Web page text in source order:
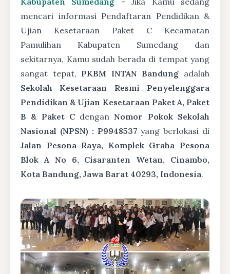
mencari informasi Pendaftaran Pendidikan &
Ujian Kesetaraan Paket C Kecamatan
Pamulihan Kabupaten Sumedang dan
sekitarnya, Kamu sudah berada di tempat yang
sangat tepat, PKBM INTAN Bandung adalah
Sekolah Kesetaraan Resmi Penyelenggara
Pendidikan & Ujian Kesetaraan Paket A, Paket
B & Paket CdenganNomor Pokok Sekolah
Nasional (NPSN) : P9948537 yang berlokasi di
Jalan Pesona Raya, Komplek Graha Pesona
Blok A No 6, Cisaranten Wetan, Cinambo,
Kota Bandung, Jawa Barat 40293, Indonesia.